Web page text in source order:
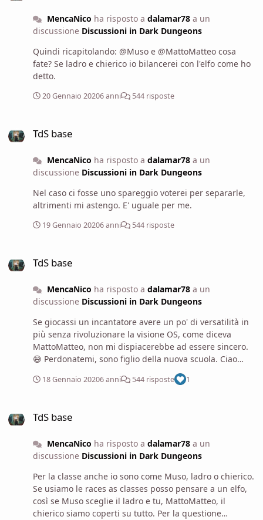
MencaNico ha risposto a dalamar78a un
discussione Discussioni in Dark Dungeons
Quindi ricapitolando: @Muso e @MattoMatteo cosa
fate? Se ladro e chierico io bilancerei con l'elfo come ho
detto.
20 Gennaio 20206 anni 544 risposte
TdS base
MencaNico ha risposto a dalamar78a un
discussione Discussioni in Dark Dungeons
Nel caso ci fosse uno spareggio voterei per separarle,
altrimenti mi astengo. E' uguale per me.
19 Gennaio 20206 anni 544 risposte
TdS base
MencaNico ha risposto a dalamar78a un
discussione Discussioni in Dark Dungeons
Se giocassi un incantatore avere un po' di versatilità in
più senza rivoluzionare la visione OS, come diceva
MattoMatteo, non mi dispiacerebbe ad essere sincero.
😅 Perdonatemi, sono figlio della nuova scuola. Ciao
Muso, fa molto piacere anche a me 🙂
18 Gennaio 20206 anni 544 risposte 1
TdS base
MencaNico ha risposto a dalamar78a un
discussione Discussioni in Dark Dungeons
Per la classe anche io sono come Muso, ladro o chierico.
Se usiamo le races as classes posso pensare a un elfo,
così se Muso sceglie il ladro e tu, MattoMatteo, il
chierico siamo coperti su tutto. Per la questione